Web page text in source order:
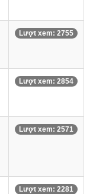
Lượt xem: 2755
Lượt xem: 2854
Lượt xem: 2571
Lượt xem: 2281